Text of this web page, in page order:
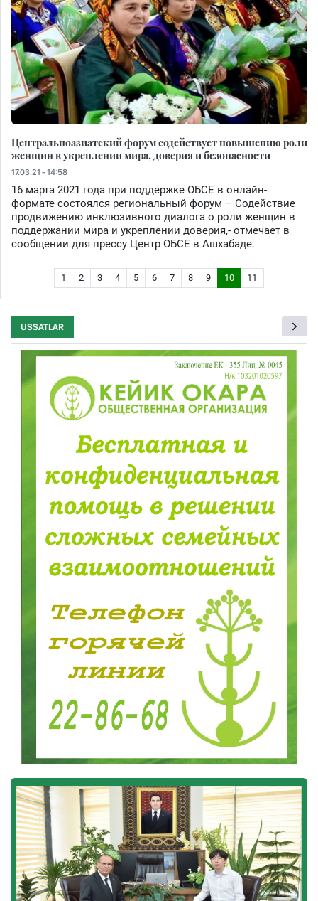
Центральноазиатский форум содействует повышению роли
женщин в укреплении мира, доверия и безопасности
17.03.21 - 14:58
16 марта 2021 года при поддержке ОБСЕ в онлайн-
формате состоялся региональный форум – Содействие
продвижению инклюзивного диалога о роли женщин в
поддержании мира и укреплении доверия,- отмечает в
сообщении для прессу Центр ОБСЕ в Ашхабаде.
1 2 3 4 5 6 7 8 9 10 11
USSATLAR